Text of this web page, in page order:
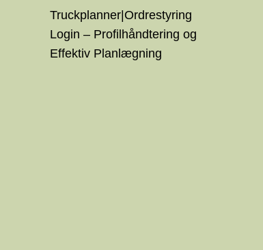
Truckplanner|Ordrestyring
Login – Profilhåndtering og
Effektiv Planlægning